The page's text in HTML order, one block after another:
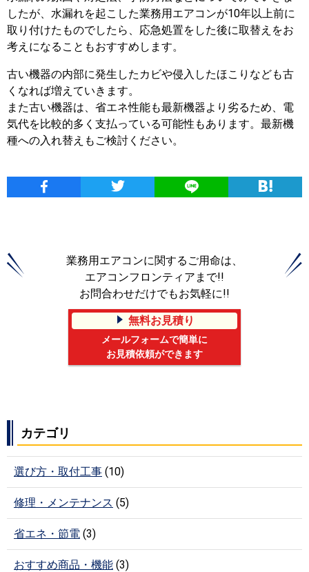
したが、水漏れを起こした業務用エアコンが10年以上前に
取り付けたものでしたら、応急処置をした後に取替えをお
考えになることもおすすめします。
古い機器の内部に発生したカビや侵入したほこりなども古
くなれば増えていきます。
また古い機器は、省エネ性能も最新機器より劣るため、電
気代を比較的多く支払っている可能性もあります。最新機
種への入れ替えもご検討ください。
業務用エアコンに関するご用命は、
エアコンフロンティアまで!!
お問合わせだけでもお気軽に!!
無料お見積り
メールフォームで簡単に
お見積依頼ができます
カテゴリ
選び方・取付工事 (10)
修理・メンテナンス (5)
省エネ・節電 (3)
おすすめ商品・機能 (3)